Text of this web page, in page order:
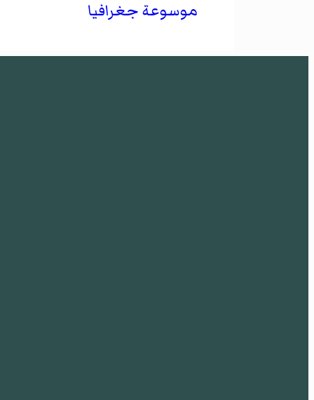
موسوعة جغرافيا